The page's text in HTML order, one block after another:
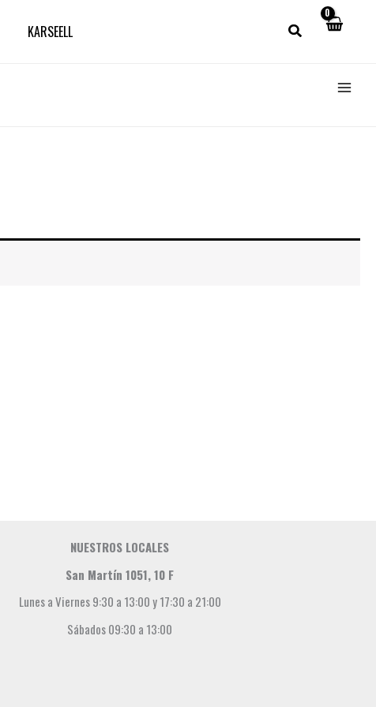
KARSEELL
NUESTROS LOCALES
San Martín 1051, 10 F
Lunes a Viernes 9:30 a 13:00 y 17:30 a 21:00
Sábados 09:30 a 13:00